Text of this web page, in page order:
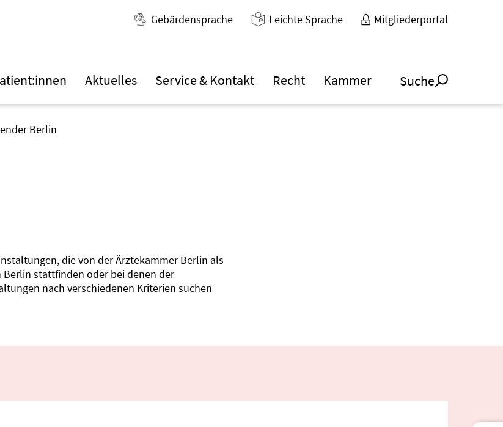
Gebärdensprache Leichte Sprache Mitgliederportal
Aktuelles Service & Kontakt Recht Kammer Suche
Berlin
die von der Ärztekammer Berlin als
stattfinden oder bei denen der
nach verschiedenen Kriterien suchen